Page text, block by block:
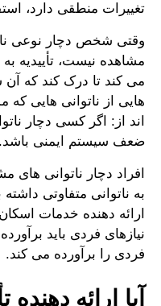
تغییرات منطقی دارد،
وقتی شخص دچار نوعی
مشاهده نیست، تأییدیه
می کند تا درک کند که
هایی از ناتوانی هایی
اند از: اگر کسی دچار
ضعف سیستم ایمنی باشد.
افراد دچار ناتوانی
به ناتوانی متفاوتی داشته
ارائه دهنده خدمات
نیازهای فردی باید
فردی را برآورده می کند.
آیا ارائه